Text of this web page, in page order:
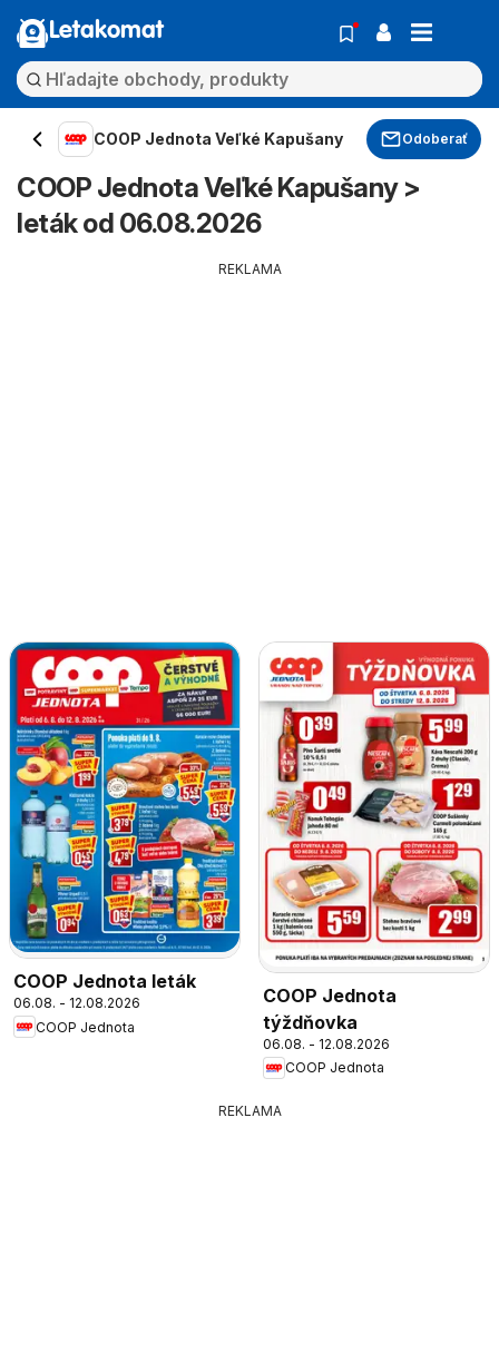
Letakomat
COOP Jednota Veľké Kapušany Odoberať
COOP Jednota Veľké Kapušany >
leták od 06.08.2026
REKLAMA
COOP Jednota leták
06.08. - 12.08.2026
COOP Jednota
COOP Jednota
týždňovka
06.08. - 12.08.2026
COOP Jednota
REKLAMA